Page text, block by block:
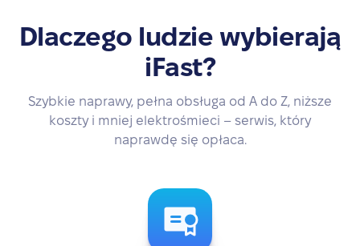
Dlaczego ludzie wybierają
iFast?
Szybkie naprawy, pełna obsługa od A do Z, niższe
koszty i mniej elektrośmieci – serwis, który
naprawdę się opłaca.